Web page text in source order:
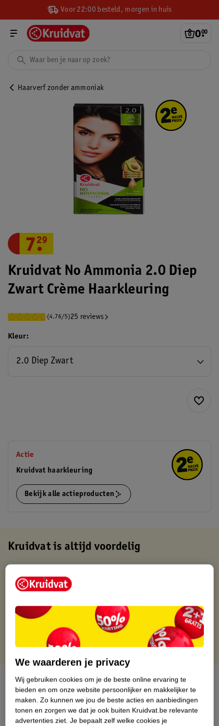
Voor 22:00 besteld, morgen in huis
0.
00
Haarverf zonder ammoniak
Kruidvat No Ammonia 2.0 Diep
Zwart Crème Haarkleuring
(4.76/5)25 reviews
7.
29
Kleur
2.0 Diep Zwart
Actie
Kruidvat haarkleuring
Bekijk alle actieproducten
Kruidvat is altijd voordelig
Op werkdagen voor 22:00 uur besteld, volgende dag in huis
Gratis thuisbezorgd vanaf 50.00
Gratis retourneren binnen 30 dagen
Gratis punten met je Kruidvat kaart
Over dit product
Productinformatie
We waarderen je privacy
Wij gebruiken cookies om je de beste online ervaring te
bieden en om onze website persoonlijker en makkelijker te
maken. Zo kunnen we jou de beste acties en aanbiedingen
tonen en zorgen we dat je ook buiten Kruidvat.be relevante
advertenties ziet. Je bepaalt zelf welke cookies je